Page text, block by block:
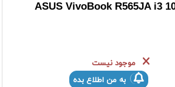
ASUS VivoBook R565JA i3
موجود نیست
به من اطلاع بده